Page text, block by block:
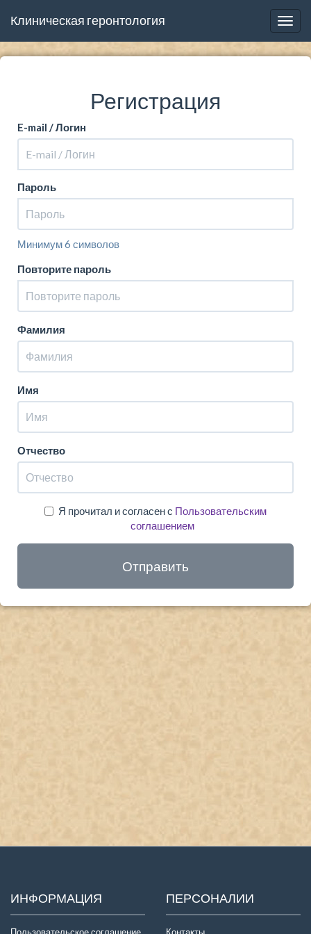
Клиническая геронтология
Регистрация
E-mail / Логин
Пароль
Минимум 6 символов
Повторите пароль
Фамилия
Имя
Отчество
Я прочитал и согласен с Пользовательским
соглашением
Отправить
ИНФОРМАЦИЯ
Пользовательское соглашение
ПЕРСОНАЛИИ
Контакты